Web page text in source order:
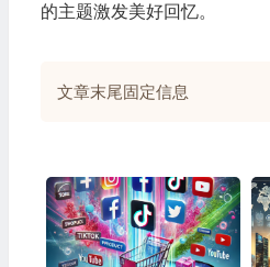
的主题激发美好回忆。
文章末尾固定信息